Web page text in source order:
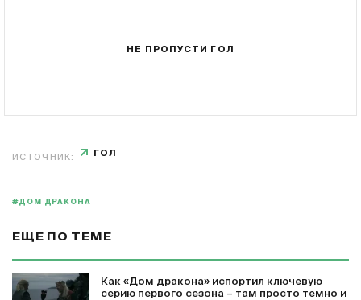
НЕ ПРОПУСТИ ГОЛ
ИСТОЧНИК: ГОЛ
#ДОМ ДРАКОНА
ЕЩЕ ПО ТЕМЕ
Как «Дом дракона» испортил ключевую
серию первого сезона – там просто темно и